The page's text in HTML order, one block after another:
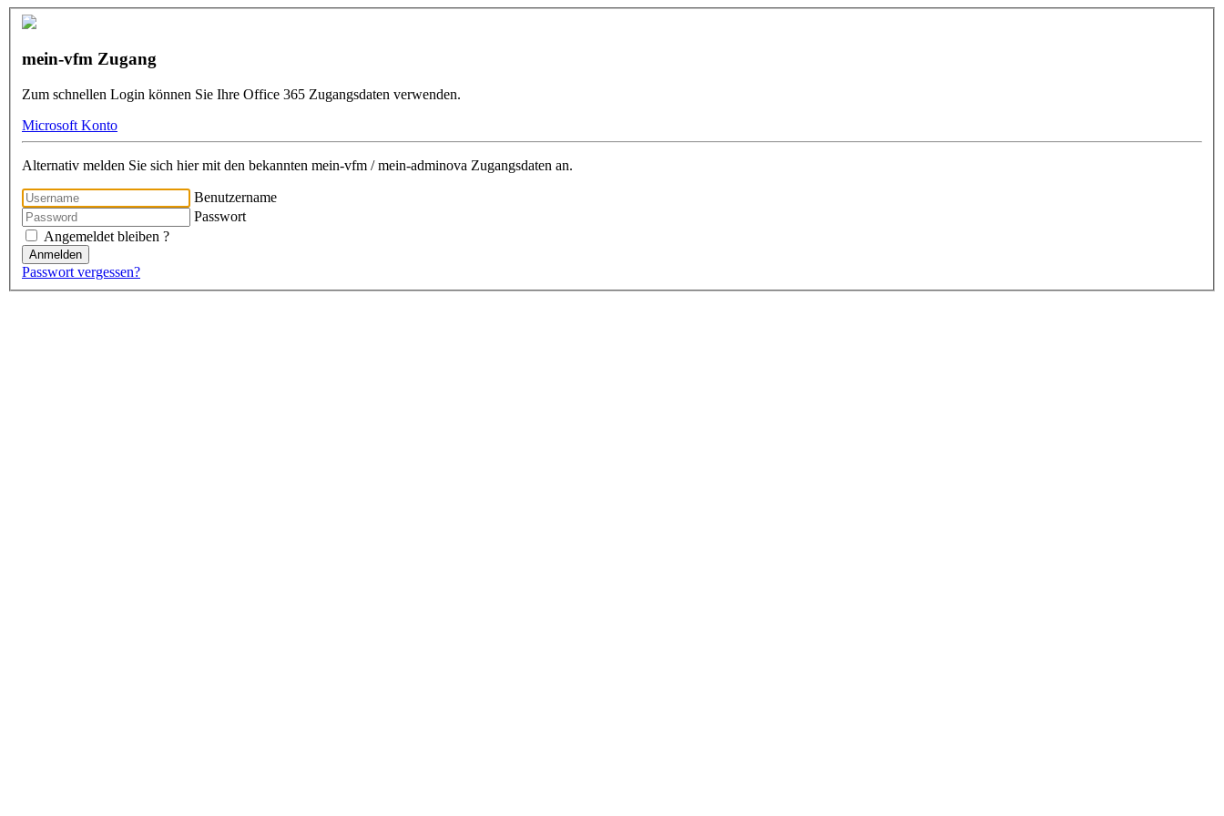
mein-vfm Zugang
Zum schnellen Login können Sie Ihre Office 365 Zugangsdaten verwenden.
Microsoft Konto
Alternativ melden Sie sich hier mit den bekannten mein-vfm / mein-adminova Zugangsdaten an.
Benutzername
Passwort
Angemeldet bleiben ?
Anmelden
Passwort vergessen?